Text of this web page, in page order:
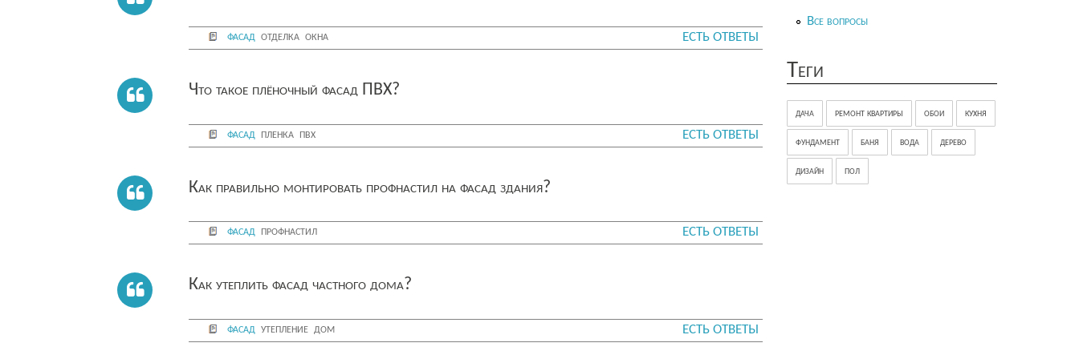
фасад отделка окна ЕСТЬ ОТВЕТЫ
Что такое плёночный фасад ПВХ?
фасад пленка пвх ЕСТЬ ОТВЕТЫ
Как правильно монтировать профнастил на фасад здания?
фасад профнастил ЕСТЬ ОТВЕТЫ
Как утеплить фасад частного дома?
фасад утепление дом ЕСТЬ ОТВЕТЫ
Все вопросы
Теги
дача ремонт квартиры обои кухня
фундамент баня вода дерево
дизайн пол